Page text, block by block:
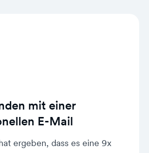
mit einer
E-Mail
ergeben, dass es eine 9x